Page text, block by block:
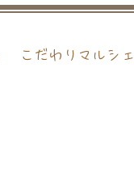
こだわりマルシェ